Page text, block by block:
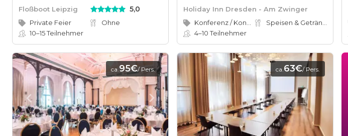
Floßboot Leipzig 5,0
Private Feier
Ohne
10–15Teilnehmer
Holiday Inn Dresden - Am Zwinger
4–10Teilnehmer
ca.95€/ Pers. ca.63€/ Pers.